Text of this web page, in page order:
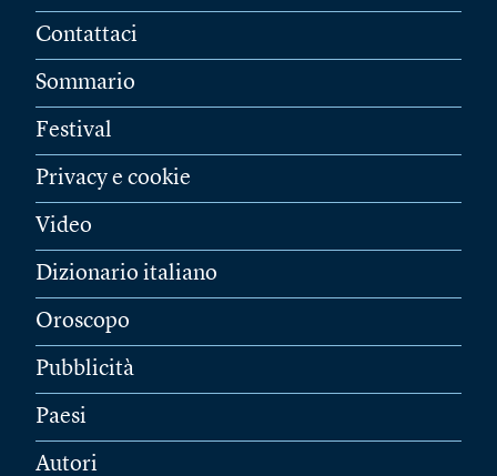
Contattaci
Sommario
Festival
Privacy e cookie
Video
Dizionario italiano
Oroscopo
Pubblicità
Paesi
Autori